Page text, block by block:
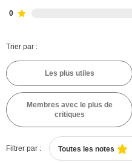
0
Trier par :
Les plus utiles
Membres avec le plus de
critiques
Filtrer par : Toutes les notes